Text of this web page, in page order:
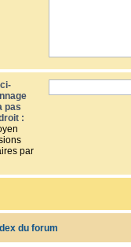
pas
:
par
du forum